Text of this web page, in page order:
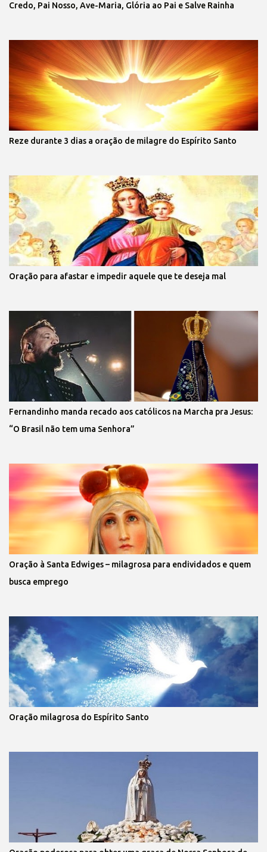
Credo, Pai Nosso, Ave-Maria, Glória ao Pai e Salve Rainha
Reze durante 3 dias a oração de milagre do Espírito Santo
Oração para afastar e impedir aquele que te deseja mal
Fernandinho manda recado aos católicos na Marcha pra Jesus:
“O Brasil não tem uma Senhora”
Oração à Santa Edwiges – milagrosa para endividados e quem
busca emprego
Oração milagrosa do Espírito Santo